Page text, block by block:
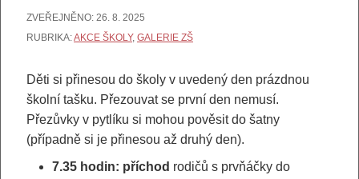
ZVEŘEJNĚNO: 26. 8. 2025
RUBRIKA:AKCE ŠKOLY, GALERIE ZŠ
Děti si přinesou do školy v uvedený den prázdnou
školní tašku. Přezouvat se první den nemusí.
Přezůvky v pytlíku si mohou pověsit do šatny
(případně si je přinesou až druhý den).
7.35 hodin: příchod rodičů s prvňáčky do